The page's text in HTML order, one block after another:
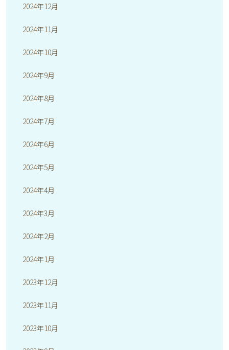
2024年12月
2024年11月
2024年10月
2024年9月
2024年8月
2024年7月
2024年6月
2024年5月
2024年4月
2024年3月
2024年2月
2024年1月
2023年12月
2023年11月
2023年10月